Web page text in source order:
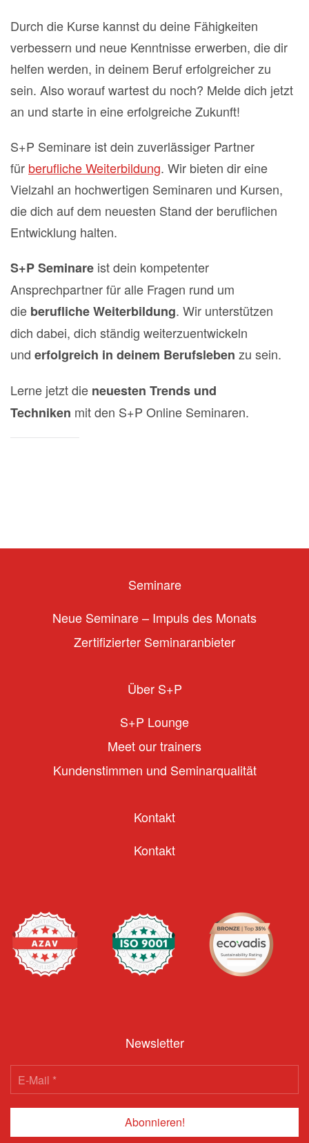
Durch die Kurse kannst du deine Fähigkeiten
verbessern und neue Kenntnisse erwerben, die dir
helfen werden, in deinem Beruf erfolgreicher zu
sein. Also worauf wartest du noch? Melde dich jetzt
an und starte in eine erfolgreiche Zukunft!
S+P Seminare ist dein zuverlässiger Partner
für berufliche Weiterbildung. Wir bieten dir eine
Vielzahl an hochwertigen Seminaren und Kursen,
die dich auf dem neuesten Stand der beruflichen
Entwicklung halten.
S+P Seminare ist dein kompetenter
Ansprechpartner für alle Fragen rund um
die berufliche Weiterbildung. Wir unterstützen
dich dabei, dich ständig weiterzuentwickeln
und erfolgreich in deinem Berufsleben zu sein.
Lerne jetzt die neuesten Trends und
Techniken mit den S+P Online Seminaren.
Seminare
Neue Seminare – Impuls des Monats
Zertifizierter Seminaranbieter
Über S+P
S+P Lounge
Meet our trainers
Kundenstimmen und Seminarqualität
Kontakt
Kontakt
Newsletter